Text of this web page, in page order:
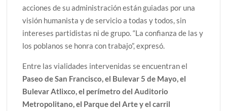
acciones de su administración están guiadas por una
visión humanista y de servicio a todas y todos, sin
intereses partidistas ni de grupo. “La confianza de las y
los poblanos se honra con trabajo”, expresó.
Entre las vialidades intervenidas se encuentran el
Paseo de San Francisco, el Bulevar 5 de Mayo, el
Bulevar Atlixco, el perímetro del Auditorio
Metropolitano, el Parque del Arte y el carril